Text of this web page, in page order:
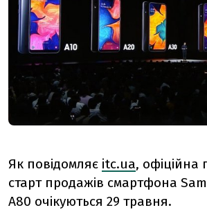
Як повідомляє itc.ua, офіційна
старт продажів смартфона
A80 очікуються 29 травня.